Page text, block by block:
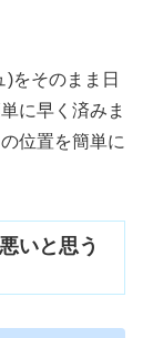
をそのまま日
に早く済みま
位置を簡単に
いと思う